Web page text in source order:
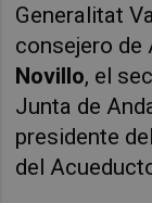
Generalitat
consejero de
Novillo, el
Junta de
presidente
del